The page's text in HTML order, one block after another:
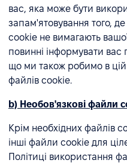
вас, яка може бути
запам'ятовування того,
cookie не вимагають
повинні інформувати вас
що ми також робимо в цій
файлів cookie.
b) Необов'язкові файли
Крім необхідних файлів
інші файли cookie для
Політиці використання